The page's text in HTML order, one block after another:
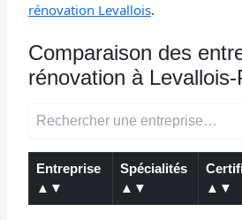
rénovation Levallois.
Comparaison des
rénovation à
Entreprise
▲▼
Spécialités
▲▼
▲▼